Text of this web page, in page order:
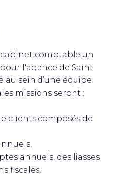
comptable un
l'agence de Saint
au sein d’une équipe
missions seront :
clients composés de
annuels, des liasses
fiscales,